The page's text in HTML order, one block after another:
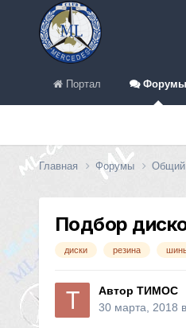
Портал Форумы
Главная Форумы Общий
Подбор
диски резина
Автор ТИМОС
30 марта, 2018 в